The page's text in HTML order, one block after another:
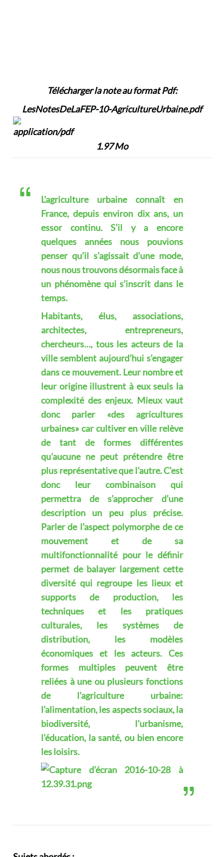
Télécharger la note au format Pdf:
LesNotesDeLaFEP-10-AgricultureUrbaine.pdf
1.97 Mo
L’agriculture urbaine connaît en
France, depuis environ dix ans, un
essor continu. S’il y a encore
quelques années nous pouvions
penser qu’il s’agissait d’une mode,
nous nous trouvons désormais face à
un phénomène qui s’inscrit dans le
temps.
Habitants, élus, associations,
architectes, entrepreneurs,
chercheurs…, tous les acteurs de la
ville semblent aujourd’hui s’engager
dans ce mouvement. Leur nombre et
leur origine illustrent à eux seuls la
complexité des enjeux. Mieux vaut
donc parler «des agricultures
urbaines» car cultiver en ville relève
de tant de formes différentes
qu’aucune ne peut prétendre être
plus représentative que l’autre. C’est
donc leur combinaison qui
permettra de s’approcher d’une
description un peu plus précise.
Parler de l’aspect polymorphe de ce
mouvement et de sa
multifonctionnalité pour le définir
permet de balayer largement cette
diversité qui regroupe les lieux et
supports de production, les
techniques et les pratiques
culturales, les systèmes de
distribution, les modèles
économiques et les acteurs. Ces
formes multiples peuvent être
reliées à une ou plusieurs fonctions
de l’agriculture urbaine:
l’alimentation, les aspects sociaux, la
biodiversité, l’urbanisme,
l’éducation, la santé, ou bien encore
les loisirs.